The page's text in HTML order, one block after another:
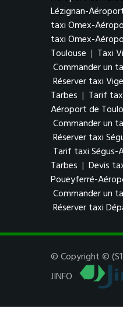
Lézignan-
taxi Omex-
taxi Omex-
Toulouse | Taxi
Commander un
Réserver taxi
Tarbes | Tarif
Aéroport de
Commander un
Réserver taxi
Tarif taxi Ségus-
Tarbes | Devis
Poueyferré-
Commander un
Réserver taxi
© Copyright ©
JINFO